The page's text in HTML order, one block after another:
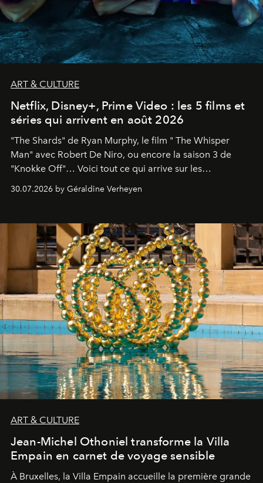
ART & CULTURE
Netflix, Disney+, Prime Video : les 5 films et
séries qui arrivent en août 2026
"The Shards" de Ryan Murphy, le film " The Whisper
Man" avec Robert De Niro, ou encore la saison 3 de
"Knokke Off"… Voici tout ce qui arrive sur les
plateformes de streaming en août 2026.
30.07.2026 by Géraldine Verheyen
ART & CULTURE
Jean-Michel Othoniel transforme la Villa
Empain en carnet de voyage sensible
À Bruxelles, la Villa Empain accueille la première grande